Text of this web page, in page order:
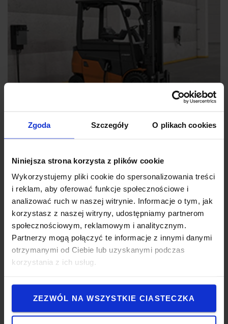
Zgoda Szczegóły O plikach cookies
Niniejsza strona korzysta z plików cookie
Wykorzystujemy pliki cookie do spersonalizowania treści
i reklam, aby oferować funkcje społecznościowe i
analizować ruch w naszej witrynie. Informacje o tym, jak
korzystasz z naszej witryny, udostępniamy partnerom
społecznościowym, reklamowym i analitycznym.
Partnerzy mogą połączyć te informacje z innymi danymi
otrzymanymi od Ciebie lub uzyskanymi podczas
korzystania z ich usług.
ZEZWÓL NA WSZYSTKIE CIASTECZKA
litowo-jonowych o wysokiej gęstości firmy Toyota
umożliwiają osiągnięcie maksymalnej wydajności
energetycznej przy jednoczesnym obniżeniu kosztów
energii i emisji CO2.